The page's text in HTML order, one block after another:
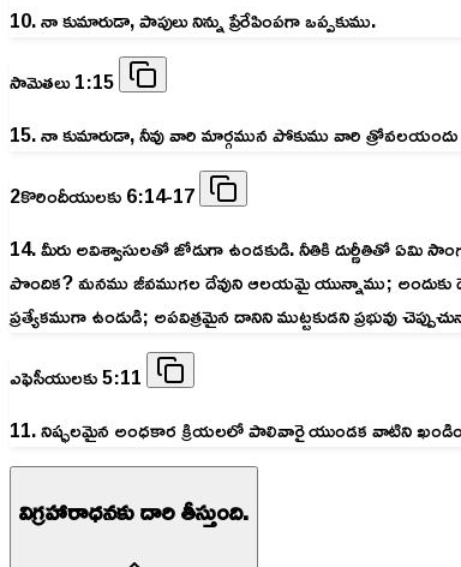
10. నా కుమారుడా, పాపులు నిన్ను ప్రేరేపింపగా ఒప్పకుము.
సామెతలు 1:15
15. నా కుమారుడా, నీవు వారి మార్గమున పోకుము వారి త్రోవలయందు
2కొరిందీయులకు 6:14-17
14. మీరు అవిశ్వాసులతో జోడుగా ఉండకుడి. నీతికి దుర్ణీతితో ఏమి
పొందిక? మనము జీవముగల దేవుని ఆలయమై యున్నాము; అందుకు
ప్రత్యేకముగా ఉండుడి; అపవిత్రమైన దానిని ముట్టకుడని ప్రభువు
ఎఫెసీయులకు 5:11
11. నిష్ఫలమైన అంధకార క్రియలలో పాలివారై యుండక వాటిని
విగ్రహారాధనకు దారి తీస్తుంది.